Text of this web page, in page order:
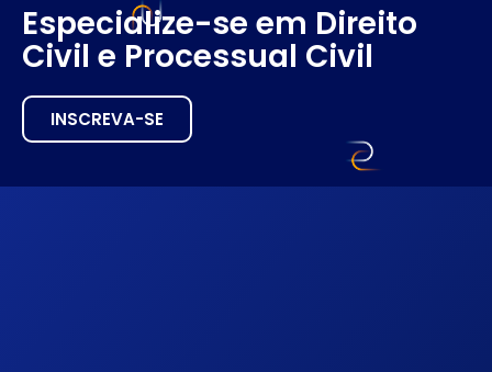
Especialize-se em Direito
Civil e Processual Civil
INSCREVA-SE